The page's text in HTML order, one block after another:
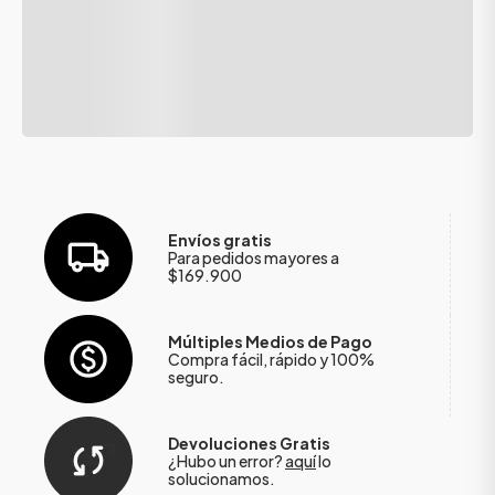
Envíos gratis
Para pedidos mayores a
$169.900
Múltiples Medios de Pago
Compra fácil, rápido y 100%
seguro.
Devoluciones Gratis
¿Hubo un error?aquílo
solucionamos.